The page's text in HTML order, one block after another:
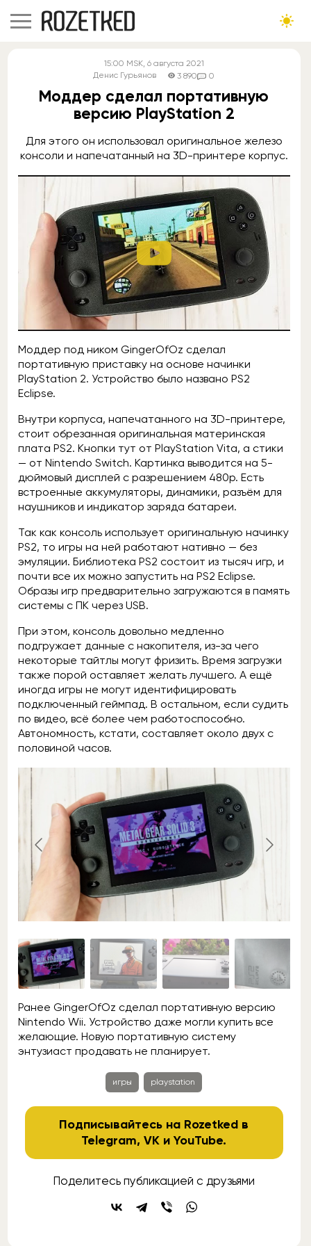
15:00 MSK, 6 августа 2021
Денис Гурьянов
3 890 0
Моддер сделал портативную
версию PlayStation 2
Для этого он использовал оригинальное железо
консоли и напечатанный на 3D-принтере корпус.
Моддер под ником GingerOfOz сделал
портативную приставку на основе начинки
PlayStation 2. Устройство было названо PS2
Eclipse.
Внутри корпуса, напечатанного на 3D-принтере,
стоит обрезанная оригинальная материнская
плата PS2. Кнопки тут от PlayStation Vita, а стики
— от Nintendo Switch. Картинка выводится на 5-
дюймовый дисплей с разрешением 480p. Есть
встроенные аккумуляторы, динамики, разъём для
наушников и индикатор заряда батареи.
Так как консоль использует оригинальную начинку
PS2, то игры на ней работают нативно — без
эмуляции. Библиотека PS2 состоит из тысяч игр, и
почти все их можно запустить на PS2 Eclipse.
Образы игр предварительно загружаются в память
системы с ПК через USB.
При этом, консоль довольно медленно
подгружает данные с накопителя, из-за чего
некоторые тайтлы могут фризить. Время загрузки
также порой оставляет желать лучшего. А ещё
иногда игры не могут идентифицировать
подключенный геймпад. В остальном, если судить
по видео, всё более чем работоспособно.
Автономность, кстати, составляет около двух с
половиной часов.
Ранее GingerOfOz сделал портативную версию
Nintendo Wii. Устройство даже могли купить все
желающие. Новую портативную систему
энтузиаст продавать не планирует.
игры playstation
Подписывайтесь на Rozetked в
Telegram,VK иYouTube.
Поделитесь публикацией с друзьями